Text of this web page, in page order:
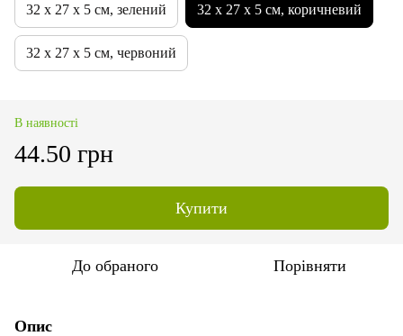
32 х 27 х 5 см, зелений 32 х 27 х 5 см, коричневий
32 х 27 х 5 см, червоний
В наявності
44.50 грн
Купити
До обраного Порівняти
Опис